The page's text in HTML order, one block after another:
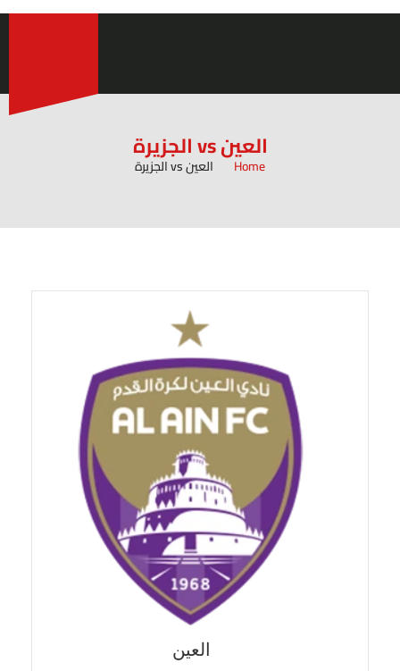
العين vs الجزيرة
Home العين vs الجزيرة
العين